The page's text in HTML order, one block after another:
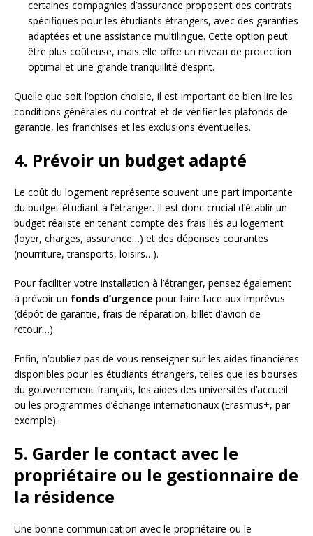
certaines compagnies d’assurance proposent des contrats
spécifiques pour les étudiants étrangers, avec des garanties
adaptées et une assistance multilingue. Cette option peut
être plus coûteuse, mais elle offre un niveau de protection
optimal et une grande tranquillité d’esprit.
Quelle que soit l’option choisie, il est important de bien lire les
conditions générales du contrat et de vérifier les plafonds de
garantie, les franchises et les exclusions éventuelles.
4. Prévoir un budget adapté
Le coût du logement représente souvent une part importante
du budget étudiant à l’étranger. Il est donc crucial d’établir un
budget réaliste en tenant compte des frais liés au logement
(loyer, charges, assurance…) et des dépenses courantes
(nourriture, transports, loisirs…).
Pour faciliter votre installation à l’étranger, pensez également
à prévoir un fonds d’urgence pour faire face aux imprévus
(dépôt de garantie, frais de réparation, billet d’avion de
retour…).
Enfin, n’oubliez pas de vous renseigner sur les aides financières
disponibles pour les étudiants étrangers, telles que les bourses
du gouvernement français, les aides des universités d’accueil
ou les programmes d’échange internationaux (Erasmus+, par
exemple).
5. Garder le contact avec le
propriétaire ou le gestionnaire de
la résidence
Une bonne communication avec le propriétaire ou le